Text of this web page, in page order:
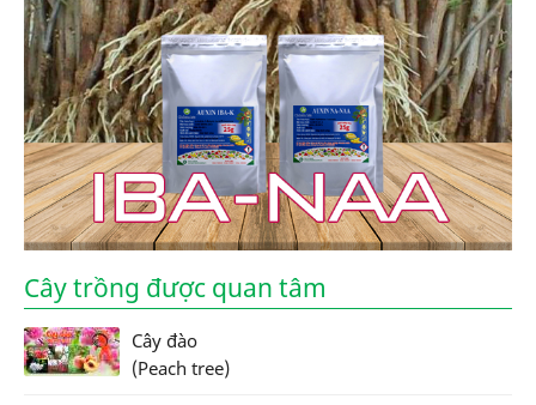
Cây trồng được quan tâm
Cây đào
(Peach tree)